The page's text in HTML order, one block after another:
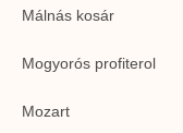
Málnás kosár
Mogyorós profiterol
Mozart